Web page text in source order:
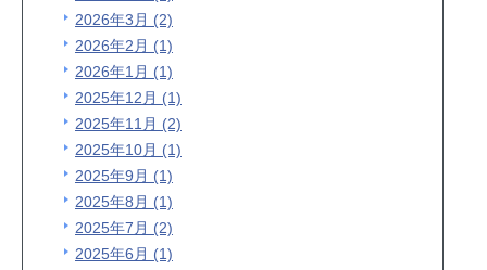
2026年3月 (2)
2026年2月 (1)
2026年1月 (1)
2025年12月 (1)
2025年11月 (2)
2025年10月 (1)
2025年9月 (1)
2025年8月 (1)
2025年7月 (2)
2025年6月 (1)